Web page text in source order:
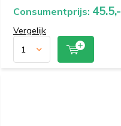
Consumentprijs: 45.5,-
Vergelijk